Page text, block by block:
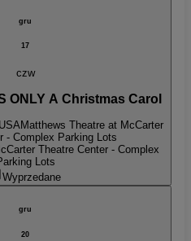
gru
17
czw
ONLY A Christmas Carol
Matthews Theatre at McCarter
- Complex Parking Lots
Theatre Center - Complex
Lots
Wyprzedane
gru
20